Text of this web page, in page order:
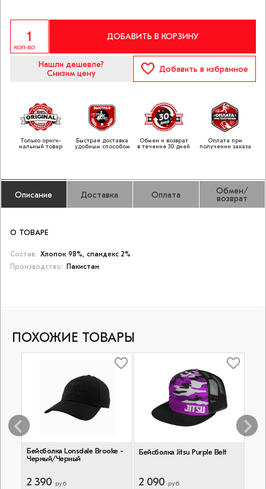
КОЛ-ВО
ДОБАВИТЬ В КОРЗИНУ
Нашли дешевле?
Снизим цену
Добавить в избранное
Только ориги­
нальный товар
Быстрая доставка
удобным способом
Обмен и возврат
в течение 30 дней
Оплата при
получении заказа
Описание Доставка Оплата Обмен/
возврат
О ТОВАРЕ
Состав: Хлопок 98%, спандекс 2%
Производство:
Пакистан
ПОХОЖИЕ ТОВАРЫ
Бейсболка Lonsdale Brooke -
Черный/Черный
2 390 руб
Бейсболка Jitsu Purple Belt
2 090 руб